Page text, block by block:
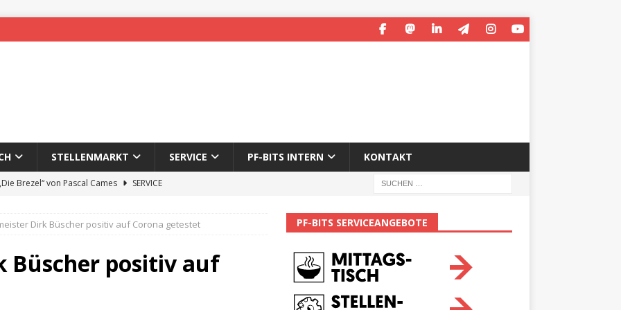
STELLENMARKT SERVICE PF-BITS INTERN KONTAKT
Brezel“ von Pascal Cames
SERVICE
des 65. Fasnetsumzugs Dillweißenstein
PF-BITS INTERN
Dirk Büscher positiv auf Corona getestet
Büscher positiv auf
PF-BITS SERVICEANGEBOTE